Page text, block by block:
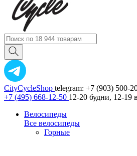
CityCycleShop telegram: +7 (903) 500-
+7 (495) 668-12-50 12-20 будни, 12-19
Велосипеды
Все велосипеды
Горные